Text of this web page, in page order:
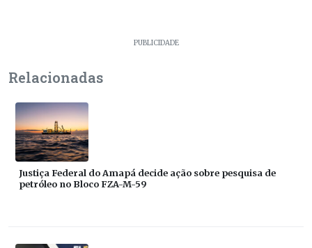
PUBLICIDADE
Relacionadas
Justiça Federal do Amapá decide ação sobre pesquisa de
petróleo no Bloco FZA-M-59